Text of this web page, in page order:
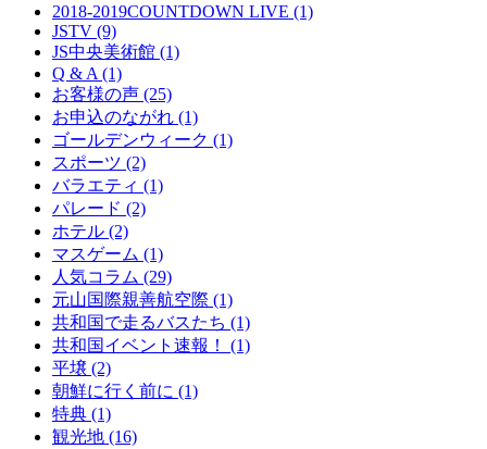
2018-2019COUNTDOWN LIVE (1)
JSTV (9)
JS中央美術館 (1)
Q & A (1)
お客様の声 (25)
お申込のながれ (1)
ゴールデンウィーク (1)
スポーツ (2)
バラエティ (1)
パレード (2)
ホテル (2)
マスゲーム (1)
人気コラム (29)
元山国際親善航空際 (1)
共和国で走るバスたち (1)
共和国イベント速報！ (1)
平壌 (2)
朝鮮に行く前に (1)
特典 (1)
観光地 (16)